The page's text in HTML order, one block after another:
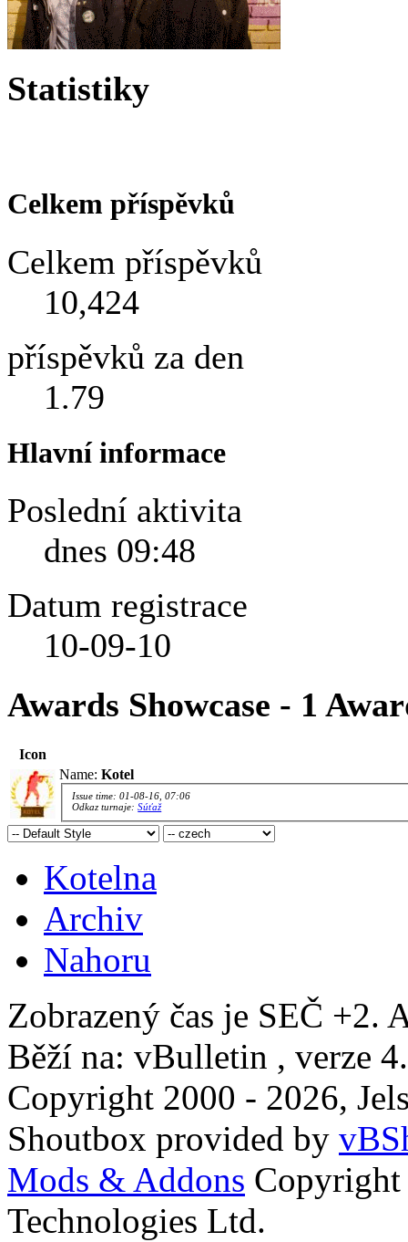
Statistiky
Celkem příspěvků
Celkem příspěvků
10,424
příspěvků za den
1.79
Hlavní informace
Poslední aktivita
dnes 09:48
Datum registrace
10-09-10
Awards Showcase - 1
Icon
Name: Kotel
Issue time: 01-08-16, 07:06
Odkaz turnaje:Súťaž
Kotelna
Archiv
Nahoru
Zobrazený čas je SEČ +2.
Běží na: vBulletin , verze
Copyright 2000 - 2026,
Shoutbox provided by
Mods & Addons
Technologies Ltd.